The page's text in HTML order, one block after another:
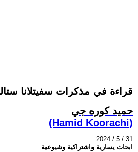
قراءة في مذكرات سفيتلانا
حميد كوره جي
(Hamid Koorachi)
2024 / 5 / 31
ابحاث يسارية واشتراكية وشيوعية